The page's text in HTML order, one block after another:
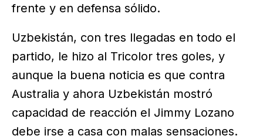
frente y en defensa sólido.
Uzbekistán, con tres llegadas en todo el
partido, le hizo al Tricolor tres goles, y
aunque la buena noticia es que contra
Australia y ahora Uzbekistán mostró
capacidad de reacción el Jimmy Lozano
debe irse a casa con malas sensaciones.